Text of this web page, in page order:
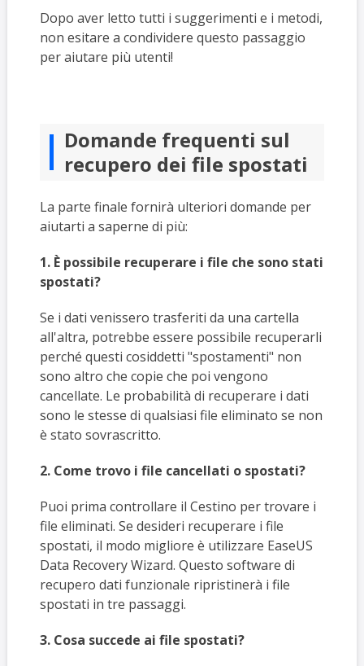
Dopo aver letto tutti i suggerimenti e i metodi,
non esitare a condividere questo passaggio
per aiutare più utenti!
Domande frequenti sul
recupero dei file spostati
La parte finale fornirà ulteriori domande per
aiutarti a saperne di più:
1. È possibile recuperare i file che sono stati
spostati?
Se i dati venissero trasferiti da una cartella
all'altra, potrebbe essere possibile recuperarli
perché questi cosiddetti "spostamenti" non
sono altro che copie che poi vengono
cancellate. Le probabilità di recuperare i dati
sono le stesse di qualsiasi file eliminato se non
è stato sovrascritto.
2. Come trovo i file cancellati o spostati?
Puoi prima controllare il Cestino per trovare i
file eliminati. Se desideri recuperare i file
spostati, il modo migliore è utilizzare EaseUS
Data Recovery Wizard. Questo software di
recupero dati funzionale ripristinerà i file
spostati in tre passaggi.
3. Cosa succede ai file spostati?